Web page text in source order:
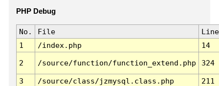
PHP Debug
No. File
Line
1
/index.php 14
2 /source/function/function_extend.php 324
3 /source/class/jzmysql.class.php
211